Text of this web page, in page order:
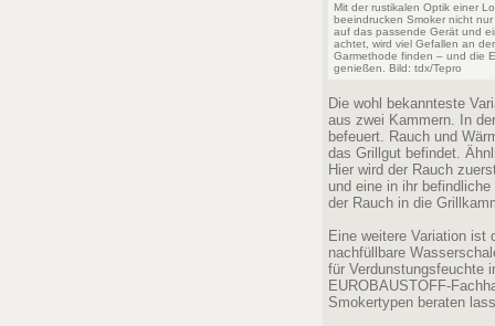
Mit der rustikalen Optik einer
beeindrucken Smoker nicht
auf das passende Gerät und
achtet, wird viel Gefallen an
Garmethode finden – und die
genießen. Bild: tdx/Tepro
Die wohl bekannteste
aus zwei Kammern. In
befeuert. Rauch und
das Grillgut befindet.
Hier wird der Rauch
und eine in ihr
der Rauch in die
Eine weitere Variation ist
nachfüllbare
für Verdunstungsfeuchte
EUROBAUSTOFF-
Smokertypen beraten